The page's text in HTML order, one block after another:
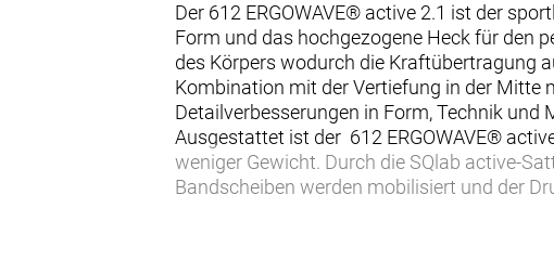
Der 612 ERGOWAVE® active 2.1 ist der
Form und das hochgezogene Heck für den
des Körpers wodurch die Kraftübertragung
Kombination mit der Vertiefung in der Mitte
Detailverbesserungen in Form, Technik und
Ausgestattet ist der 612 ERGOWAVE®
weniger Gewicht. Durch die SQlab active-
Bandscheiben werden mobilisiert und der